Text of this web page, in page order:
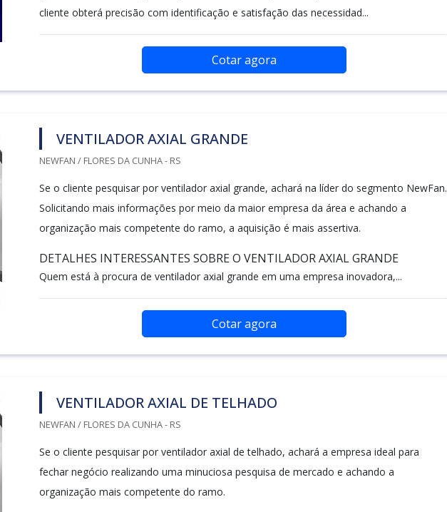
cliente obterá precisão com identificação e satisfação das necessidad...
Cotar agora
VENTILADOR AXIAL GRANDE
NEWFAN / FLORES DA CUNHA - RS
Se o cliente pesquisar por ventilador axial grande, achará na líder do segmento NewFan.
Solicitando mais informações por meio da maior empresa da área e achando a
organização mais competente do ramo, a aquisição é mais assertiva.
DETALHES INTERESSANTES SOBRE O VENTILADOR AXIAL GRANDE
Quem está à procura de ventilador axial grande em uma empresa inovadora,...
Cotar agora
VENTILADOR AXIAL DE TELHADO
NEWFAN / FLORES DA CUNHA - RS
Se o cliente pesquisar por ventilador axial de telhado, achará a empresa ideal para
fechar negócio realizando uma minuciosa pesquisa de mercado e achando a
organização mais competente do ramo.